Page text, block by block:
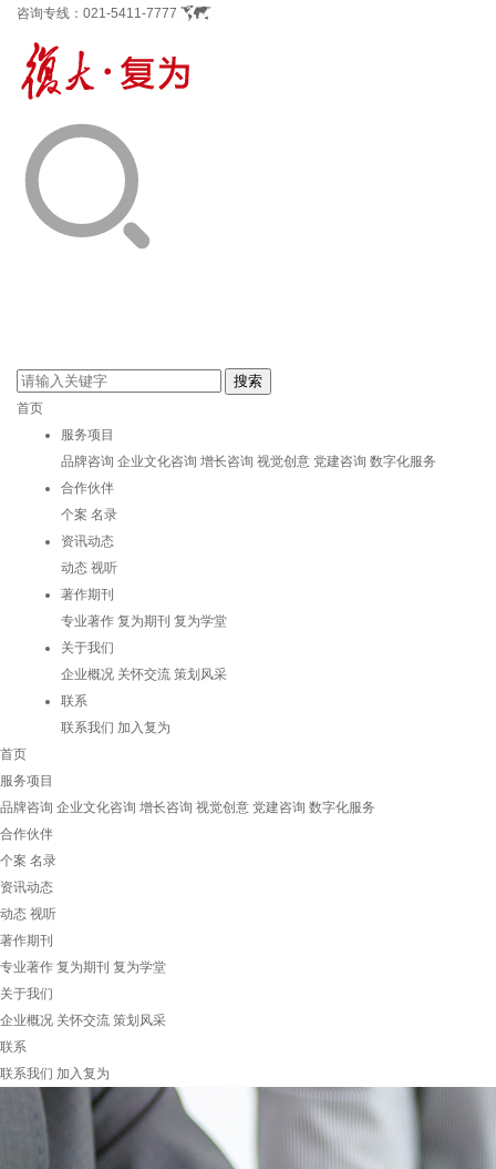
咨询专线： 021-5411-7777
首页
服务项目
品牌咨询 企业文化咨询 增长咨询 视觉创意 党建咨询 数字化服务
合作伙伴
个案 名录
资讯动态
动态 视听
著作期刊
专业著作 复为期刊 复为学堂
关于我们
企业概况 关怀交流 策划风采
联系
联系我们 加入复为
首页
服务项目
品牌咨询 企业文化咨询 增长咨询 视觉创意 党建咨询 数字化服务
合作伙伴
个案 名录
资讯动态
动态 视听
著作期刊
专业著作 复为期刊 复为学堂
关于我们
企业概况 关怀交流 策划风采
联系
联系我们 加入复为